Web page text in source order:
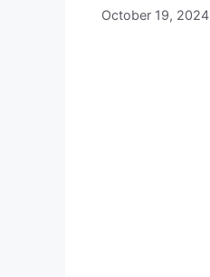
October 19, 2024